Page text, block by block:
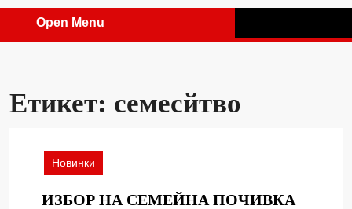
Open Menu
Етикет: семесйтво
Новинки
ИЗБОР НА СЕМЕЙНА ПОЧИВКА